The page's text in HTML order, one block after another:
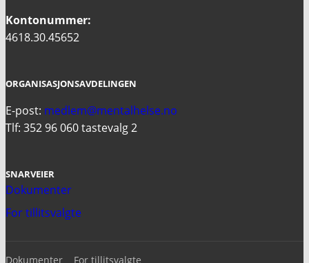
Kontonummer:
4618.30.45652
ORGANISASJONSAVDELINGEN
E-post: medlem@mentalhelse.no
Tlf: 352 96 060 tastevalg 2
SNARVEIER
Dokumenter
For tillitsvalgte
Dokumenter For tillitsvalgte